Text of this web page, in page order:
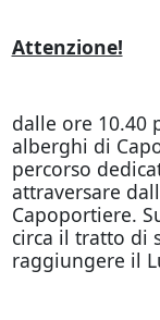
Attenzione!
dalle ore 10.40
alberghi di
percorso
attraversare
Capoportiere.
circa il tratto di
raggiungere il